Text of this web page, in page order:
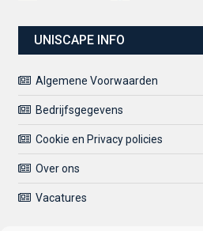
UNISCAPE INFO
Algemene Voorwaarden
Bedrijfsgegevens
Cookie en Privacy policies
Over ons
Vacatures